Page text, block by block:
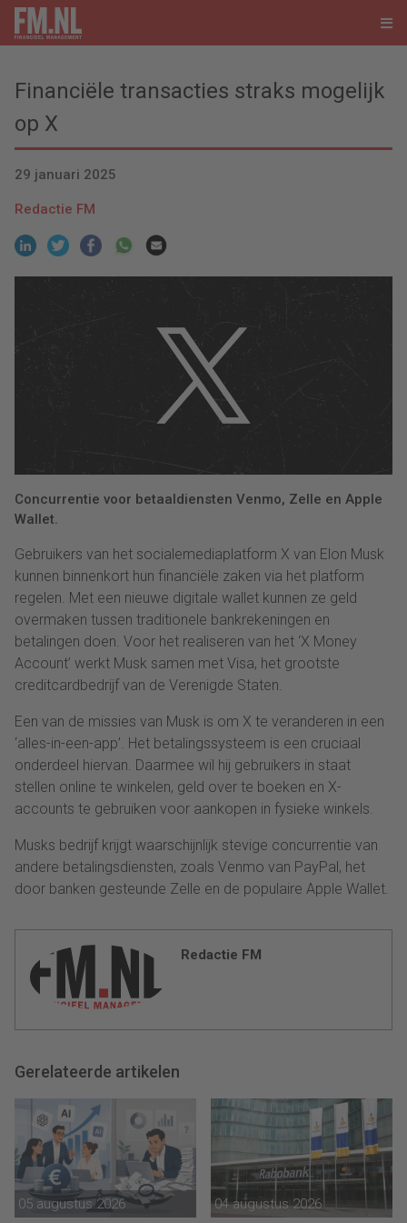
Financiële transacties straks mogelijk
op X
29 januari 2025
Redactie FM
Concurrentie voor betaaldiensten Venmo, Zelle en Apple
Wallet.
Gebruikers van het socialemediaplatform X van Elon Musk
kunnen binnenkort hun financiële zaken via het platform
regelen. Met een nieuwe digitale wallet kunnen ze geld
overmaken tussen traditionele bankrekeningen en
betalingen doen. Voor het realiseren van het ‘X Money
Account’ werkt Musk samen met Visa, het grootste
creditcardbedrijf van de Verenigde Staten.
Een van de missies van Musk is om X te veranderen in een
‘alles-in-een-app’. Het betalingssysteem is een cruciaal
onderdeel hiervan. Daarmee wil hij gebruikers in staat
stellen online te winkelen, geld over te boeken en X-
accounts te gebruiken voor aankopen in fysieke winkels.
Musks bedrijf krijgt waarschijnlijk stevige concurrentie van
andere betalingsdiensten, zoals Venmo van PayPal, het
door banken gesteunde Zelle en de populaire Apple Wallet.
Redactie FM
Gerelateerde artikelen
05 augustus 2026 04 augustus 2026